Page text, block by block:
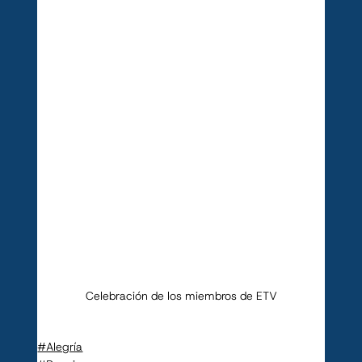
Celebración de los miembros de ETV
#Alegría